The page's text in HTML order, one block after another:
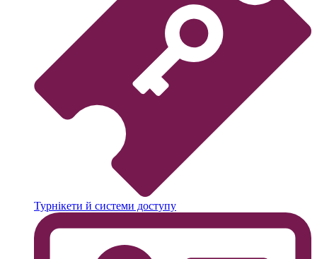
Турнікети й системи доступу